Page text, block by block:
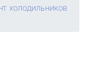
холодильников